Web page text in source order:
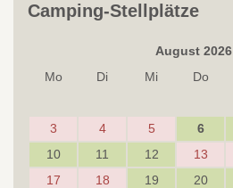
Camping-Stellplätze
August 2026
Mo
Di Mi Do
3
4 5 6
10
11 12 13
17
18 19 20